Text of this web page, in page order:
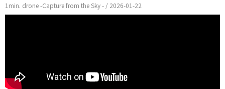
1min. drone -Capture from the Sky - / 2026-01-22